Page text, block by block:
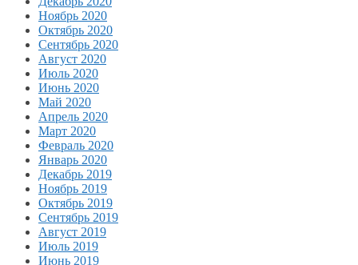
Ноябрь 2020
Октябрь 2020
Сентябрь 2020
Август 2020
Июль 2020
Июнь 2020
Май 2020
Апрель 2020
Март 2020
Февраль 2020
Январь 2020
Декабрь 2019
Ноябрь 2019
Октябрь 2019
Сентябрь 2019
Август 2019
Июль 2019
Июнь 2019